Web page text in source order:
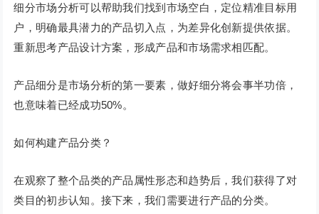
细分市场分析可以帮助我们找到市场空白，定位精准目标用
户，明确最具潜力的产品切入点，为差异化创新提供依据。
重新思考产品设计方案，形成产品和市场需求相匹配。
产品细分是市场分析的第一要素，做好细分将会事半功倍，
也意味着已经成功50%。
如何构建产品分类？
在观察了整个品类的产品属性形态和趋势后，我们获得了对
类目的初步认知。接下来，我们需要进行产品的分类。